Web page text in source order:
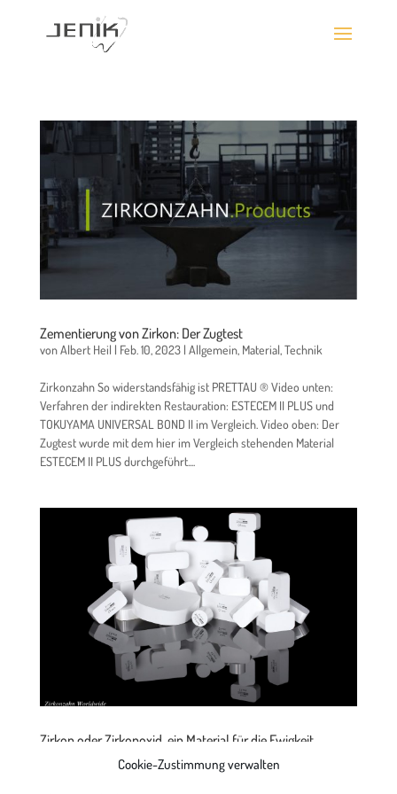
Cookie-Zustimmung verwalten
Zementierung von Zirkon: Der Zugtest
vonAlbert Heil | Feb. 10, 2023| Allgemein, Material,Technik
Zirkonzahn So widerstandsfähig ist PRETTAU ® Video unten:
Verfahren der indirekten Restauration: ESTECEM II PLUS und
TOKUYAMA UNIVERSAL BOND II im Vergleich. Video oben: Der
Zugtest wurde mit dem hier im Vergleich stehenden Material
ESTECEM II PLUS durchgeführt....
Zirkon oder Zirkonoxid, ein Material für die Ewigkeit
Okt. 18, 2019 | Material